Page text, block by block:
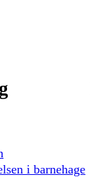
i barnehage